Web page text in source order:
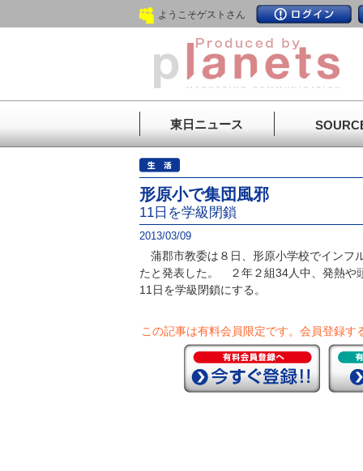
ようこそゲストさん
東日ニュース
形原小で集団風邪
11日を学級閉鎖
2013/03/09
蒲郡市教委は８日、形原小学校でインフ
たと発表した。 ２年２組34人中、発熱や
11日を学級閉鎖にする。
この記事は有料会員限定です。 会員登録す